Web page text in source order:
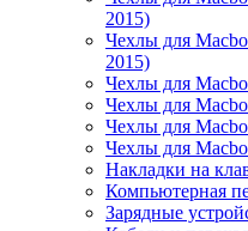
2015)
Чехлы для
2015)
Чехлы для
Чехлы для
Чехлы для
Чехлы для
Накладки на
Компьютерная
Зарядные